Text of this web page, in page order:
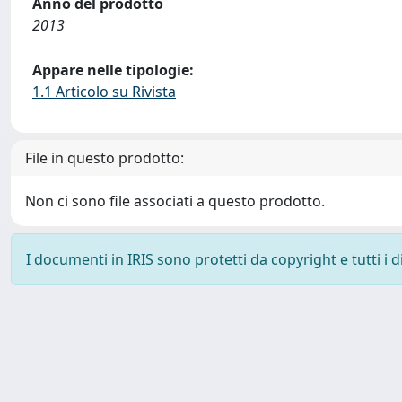
2013
Appare nelle tipologie:
1.1 Articolo su Rivista
File in questo prodotto:
Non ci sono file associati a questo prodotto.
I documenti in IRIS sono protetti da copyright e tutti i